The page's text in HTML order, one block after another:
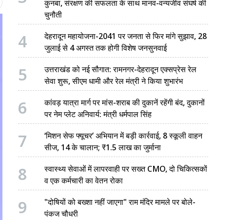
कुनबा, संरक्षण की सफलता के साथ मानव-वन्यजीव संघर्ष की
चुनौती
4
देहरादून महायोजना-2041 पर जनता से फिर मांगे सुझाव, 28
जुलाई से 4 अगस्त तक होगी विशेष जनसुनवाई
5
उत्तराखंड को नई सौगात: रामनगर-देहरादून एक्सप्रेस रेल
सेवा शुरू, सीएम धामी और रेल मंत्री ने किया शुभारंभ
6
कांवड़ यात्रा मार्ग पर मांस-शराब की दुकानें रहेंगी बंद, दुकानों
पर नेम प्लेट अनिवार्य: मंत्री धर्मपाल सिंह
7
‘मिशन सेफ फ्यूचर’ अभियान में बड़ी कार्रवाई, 8 स्कूली वाहन
सीज, 14 के चालान; ₹1.5 लाख का जुर्माना
8
स्वास्थ्य सेवाओं में लापरवाही पर सख्त CMO, दो चिकित्सकों
व एक कर्मचारी का वेतन रोका
9
"दोषियों को बख्शा नहीं जाएगा" राम मंदिर मामले पर बोले-
पंकज चौधरी